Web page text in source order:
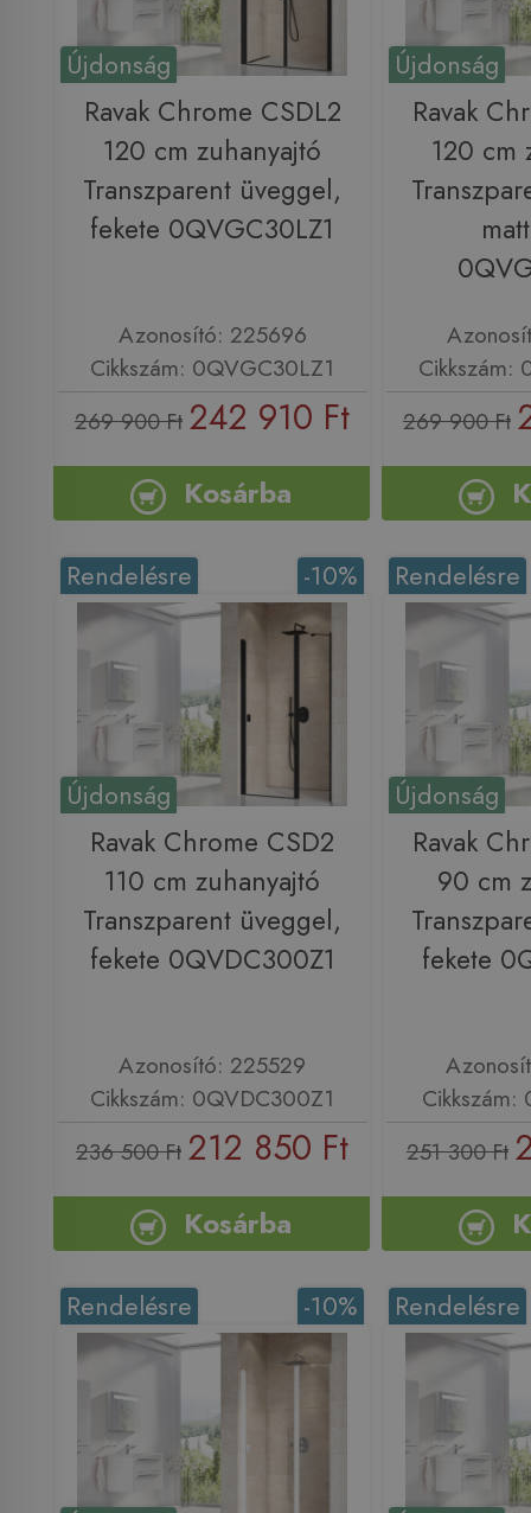
Újdonság
Ravak Chrome CSDL2
120 cm zuhanyajtó
Transzparent üveggel,
fekete 0QVGC30LZ1
Azonosító: 225696
Cikkszám: 0QVGC30LZ1
269 900 Ft 242 910 Ft
Kosárba
Újdonság
Ravak
120 cm
Cikkszám:
269 900 Ft
Újdonság
-10%
Rendelésre
Ravak Chrome CSD2
110 cm zuhanyajtó
Transzparent üveggel,
fekete 0QVDC300Z1
Azonosító: 225529
Cikkszám: 0QVDC300Z1
236 500 Ft 212 850 Ft
Kosárba
Újdonság
Rendelésre
Ravak
90 cm
fekete
Cikkszám:
251 300 Ft
-10%
Rendelésre Rendelésre